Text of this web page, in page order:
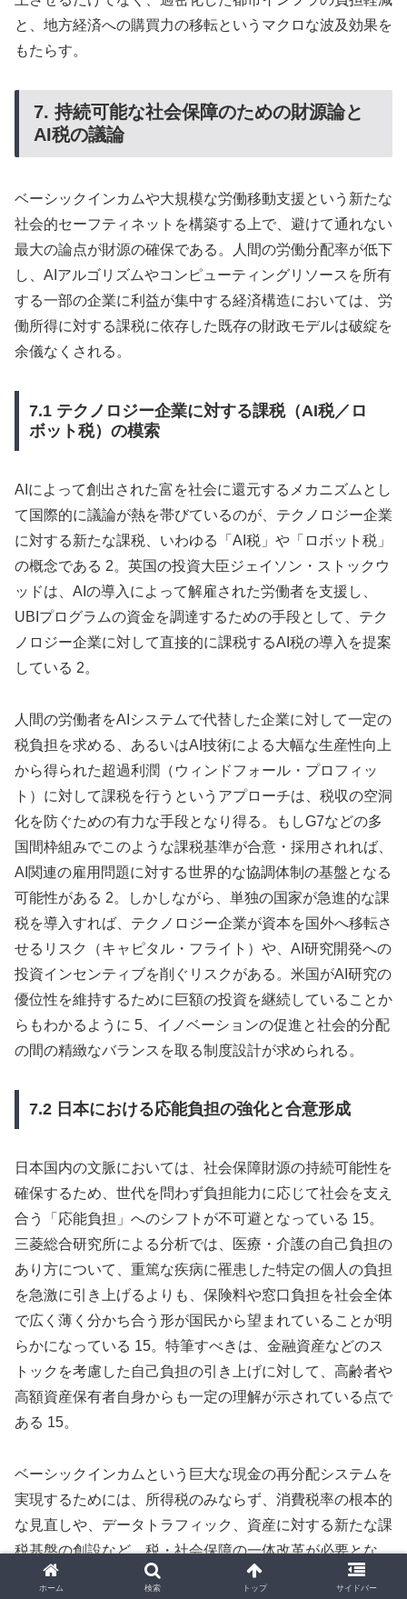
と、地方経済への購買力の移転というマクロな波及効果を
もたらす。
7. 持続可能な社会保障のための財源論と
AI税の議論
ベーシックインカムや大規模な労働移動支援という新たな
社会的セーフティネットを構築する上で、避けて通れない
最大の論点が財源の確保である。人間の労働分配率が低下
し、AIアルゴリズムやコンピューティングリソースを所有
する一部の企業に利益が集中する経済構造においては、労
働所得に対する課税に依存した既存の財政モデルは破綻を
余儀なくされる。
7.1 テクノロジー企業に対する課税（AI税／ロ
ボット税）の模索
AIによって創出された富を社会に還元するメカニズムとし
て国際的に議論が熱を帯びているのが、テクノロジー企業
に対する新たな課税、いわゆる「AI税」や「ロボット税」
の概念である 2。英国の投資大臣ジェイソン・ストックウ
ッドは、AIの導入によって解雇された労働者を支援し、
UBIプログラムの資金を調達するための手段として、テク
ノロジー企業に対して直接的に課税するAI税の導入を提案
している 2。
人間の労働者をAIシステムで代替した企業に対して一定の
税負担を求める、あるいはAI技術による大幅な生産性向上
から得られた超過利潤（ウィンドフォール・プロフィッ
ト）に対して課税を行うというアプローチは、税収の空洞
化を防ぐための有力な手段となり得る。もしG7などの多
国間枠組みでこのような課税基準が合意・採用されれば、
AI関連の雇用問題に対する世界的な協調体制の基盤となる
可能性がある 2。しかしながら、単独の国家が急進的な課
税を導入すれば、テクノロジー企業が資本を国外へ移転さ
せるリスク（キャピタル・フライト）や、AI研究開発への
投資インセンティブを削ぐリスクがある。米国がAI研究の
優位性を維持するために巨額の投資を継続していることか
らもわかるように 5、イノベーションの促進と社会的分配
の間の精緻なバランスを取る制度設計が求められる。
7.2 日本における応能負担の強化と合意形成
日本国内の文脈においては、社会保障財源の持続可能性を
確保するため、世代を問わず負担能力に応じて社会を支え
合う「応能負担」へのシフトが不可避となっている 15。
三菱総合研究所による分析では、医療・介護の自己負担の
あり方について、重篤な疾病に罹患した特定の個人の負担
を急激に引き上げるよりも、保険料や窓口負担を社会全体
で広く薄く分かち合う形が国民から望まれていることが明
らかになっている 15。特筆すべきは、金融資産などのス
トックを考慮した自己負担の引き上げに対して、高齢者や
高額資産保有者自身からも一定の理解が示されている点で
ある 15。
ベーシックインカムという巨大な現金の再分配システムを
実現するためには、所得税のみならず、消費税率の根本的
な見直しや、データトラフィック、資産に対する新たな課
税基盤の創設など、税・社会保障の一体改革が必要とな
る。これを実現するためには、NDB（匿名医療保険等関
ホーム 検索 トップ サイドバー